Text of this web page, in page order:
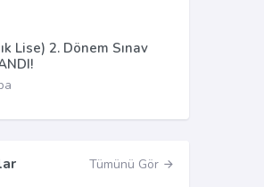
Lise) 2. Dönem Sınav
Tümünü Gör